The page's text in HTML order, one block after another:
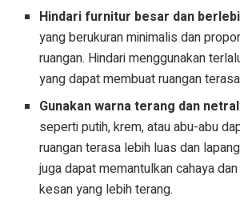
Hindari furnitur besar dan
yang berukuran minimalis dan
ruangan. Hindari menggunakan
yang dapat membuat ruangan
Gunakan warna terang dan netral
seperti putih, krem, atau abu-abu
ruangan terasa lebih luas dan
juga dapat memantulkan cahaya
kesan yang lebih terang.